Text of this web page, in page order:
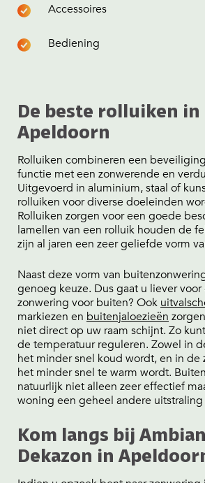
Accessoires
Bediening
De beste rolluiken in
Apeldoorn
Rolluiken combineren een
functie met een zonwerende en
Uitgevoerd in aluminium, staal of
rolluiken voor diverse doeleinden
Rolluiken zorgen voor een goede
lamellen van een rolluik houden de
zijn al jaren een zeer geliefde vorm
Naast deze vorm van
genoeg keuze. Dus gaat u liever
zonwering voor buiten? Ook
markiezen en buitenjaloezieën
niet direct op uw raam schijnt. Zo
de temperatuur reguleren. Zowel in
het minder snel koud wordt, en in de
het minder snel te warm wordt.
natuurlijk niet alleen zeer effectief
woning een geheel andere
Kom langs bij
Dekazon in